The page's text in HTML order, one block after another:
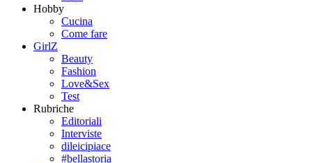
Hobby
Cucina
Come fare
GirlZ
Beauty
Fashion
Love&Sex
Test
Rubriche
Editoriali
Interviste
dileicipiace
#bellastoria